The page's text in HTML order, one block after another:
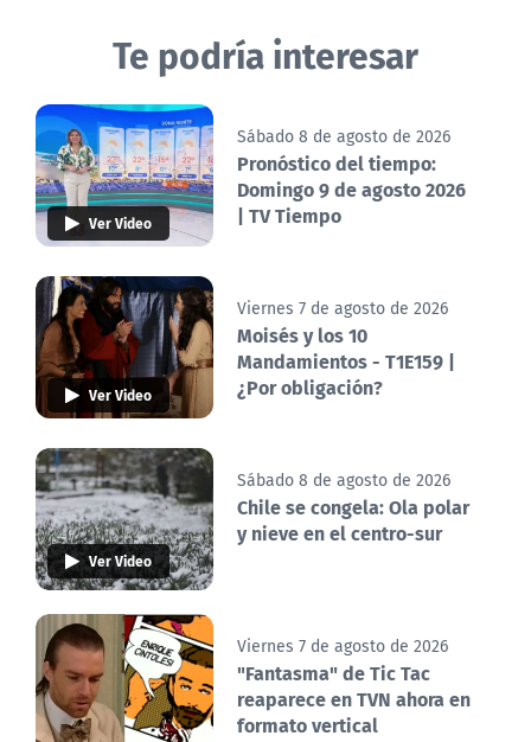
Te podría interesar
Ver Video
Sábado 8 de agosto de 2026
Pronóstico del tiempo:
Domingo 9 de agosto 2026
| TV Tiempo
Ver Video
Viernes 7 de agosto de 2026
Moisés y los 10
Mandamientos - T1E159 |
¿Por obligación?
Ver Video
Sábado 8 de agosto de 2026
Chile se congela: Ola polar
y nieve en el centro-sur
Viernes 7 de agosto de 2026
"Fantasma" de Tic Tac
reaparece en TVN ahora en
formato vertical